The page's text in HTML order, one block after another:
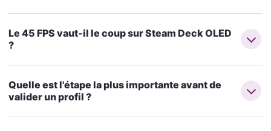
Le 45 FPS vaut-il le coup sur Steam Deck OLED
?
Quelle est l'étape la plus importante avant de
valider un profil ?